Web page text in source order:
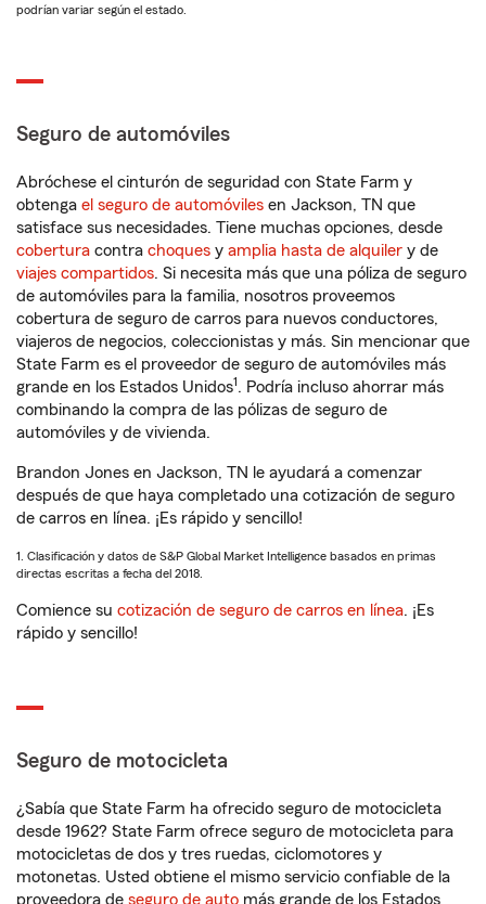
podrían variar según el estado.
Seguro de automóviles
Abróchese el cinturón de seguridad con State Farm y
obtenga el seguro de automóviles en Jackson, TN que
satisface sus necesidades. Tiene muchas opciones, desde
cobertura contra choques y amplia hasta de alquiler y de
viajes compartidos. Si necesita más que una póliza de seguro
de automóviles para la familia, nosotros proveemos
cobertura de seguro de carros para nuevos conductores,
viajeros de negocios, coleccionistas y más. Sin mencionar que
State Farm es el proveedor de seguro de automóviles más
grande en los Estados Unidos1. Podría incluso ahorrar más
combinando la compra de las pólizas de seguro de
automóviles y de vivienda.
Brandon Jones en Jackson, TN le ayudará a comenzar
después de que haya completado una cotización de seguro
de carros en línea. ¡Es rápido y sencillo!
1. Clasificación y datos de S&P Global Market Intelligence basados en primas
directas escritas a fecha del 2018.
Comience su cotización de seguro de carros en línea. ¡Es
rápido y sencillo!
Seguro de motocicleta
¿Sabía que State Farm ha ofrecido seguro de motocicleta
desde 1962? State Farm ofrece seguro de motocicleta para
motocicletas de dos y tres ruedas, ciclomotores y
motonetas. Usted obtiene el mismo servicio confiable de la
proveedora de seguro de auto más grande de los Estados